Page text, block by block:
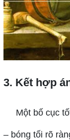
3. Kết hợp
Một bố cục tốt
– bóng tối rõ